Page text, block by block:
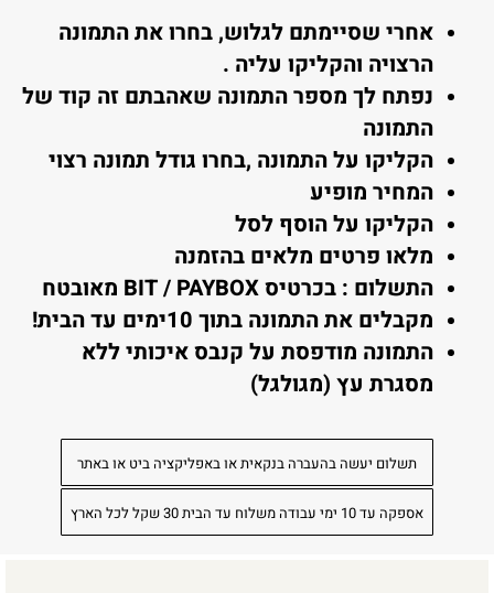
אחרי שסיימתם לגלוש, בחרו את התמונה
הרצויה והקליקו עליה .
נפתח לך מספר התמונה שאהבתם זה קוד של
התמונה
הקליקו על התמונה ,בחרו גודל תמונה רצוי
המחיר מופיע
הקליקו על הוסף לסל
מלאו פרטים מלאים בהזמנה
התשלום : בכרטיס BIT / PAYBOX מאובטח
מקבלים את התמונה בתוך 10ימים עד הבית!
התמונה מודפסת על קנבס איכותי ללא
מסגרת עץ (מגולגל)
תשלום יעשה בהעברה בנקאית או באפליקציה ביט או באתר
אספקה עד 10 ימי עבודה משלוח עד הבית 30 שקל לכל הארץ